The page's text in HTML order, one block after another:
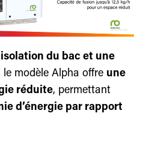
du bac et une
le modèle Alpha offre une
réduite, permettant
d’énergie par rapport